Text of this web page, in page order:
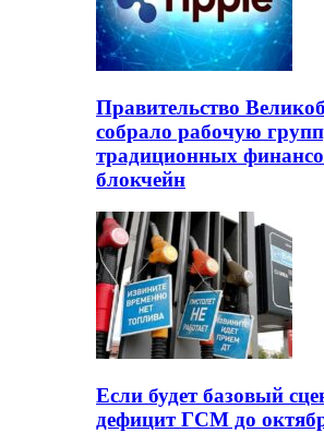
Правительство
собрало рабочую
традиционных
блокчейн
Если будет базовый
дефицит ГСМ до